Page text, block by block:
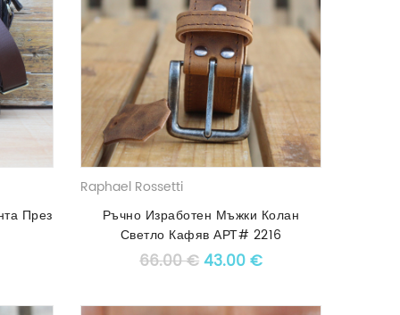
През
was: 90.00 €.
цена е: 75.00 €.
Raphael Rossetti
Ръчно Изработен Мъжки Колан
Светло Кафяв АРТ# 2216
66.00€Original price was: 66.00
43.00€Текущата цена е: